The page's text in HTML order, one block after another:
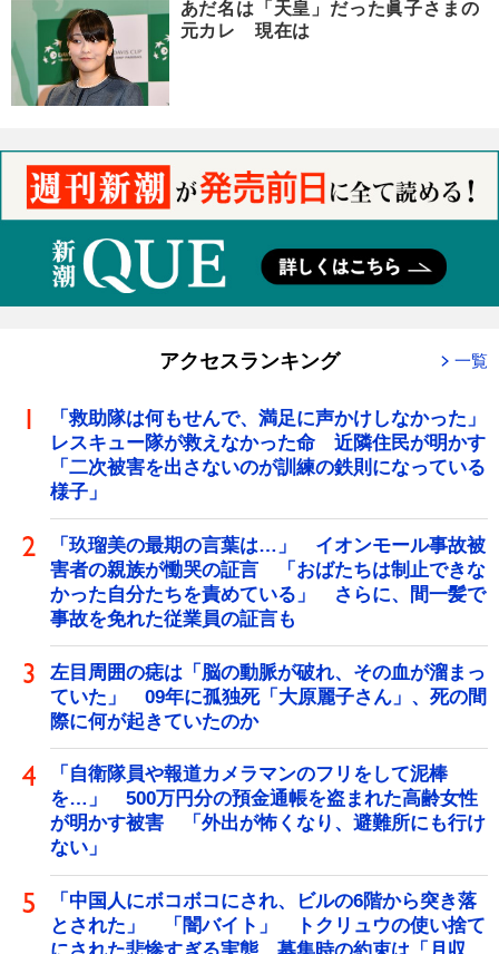
あだ名は「天皇」だった眞子さまの
元カレ 現在は
アクセスランキング 一覧
「救助隊は何もせんで、満足に声かけしなかった」
レスキュー隊が救えなかった命 近隣住民が明かす
「二次被害を出さないのが訓練の鉄則になっている
様子」
「玖瑠美の最期の言葉は…」 イオンモール事故被
害者の親族が慟哭の証言 「おばたちは制止できな
かった自分たちを責めている」 さらに、間一髪で
事故を免れた従業員の証言も
左目周囲の痣は「脳の動脈が破れ、その血が溜まっ
ていた」 09年に孤独死「大原麗子さん」、死の間
際に何が起きていたのか
「自衛隊員や報道カメラマンのフリをして泥棒
を…」 500万円分の預金通帳を盗まれた高齢女性
が明かす被害 「外出が怖くなり、避難所にも行け
ない」
「中国人にボコボコにされ、ビルの6階から突き落
とされた」 「闇バイト」 トクリュウの使い捨て